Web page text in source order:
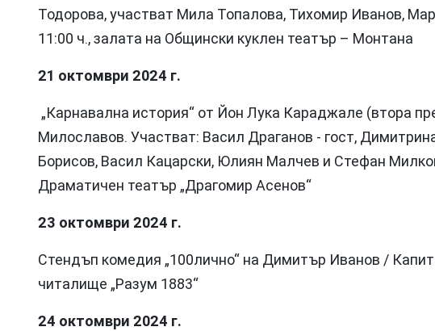
Тодорова, участват Мила Топалова, Тихомир Иванов,
11:00 ч., залата на Общински куклен театър – Монтана
21 октомври 2024 г.
„Карнавална история“ от Йон Лука Караджале (втора
Милославов. Участват: Васил Драганов - гост,
Борисов, Васил Кацарски, Юлиян Малчев и Стефан
Драматичен театър „Драгомир Асенов“
23 октомври 2024 г.
Стендъп комедия „100лично“ на Димитър Иванов /
читалище „Разум 1883“
24 октомври 2024 г.